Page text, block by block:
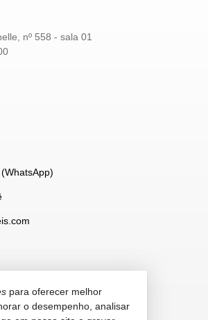
nº 558 - sala 01
para oferecer melhor
o desempenho, analisar